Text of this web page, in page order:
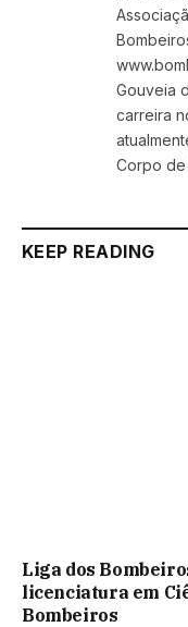
Gouveia
carreira
Corpo de
KEEP READING
Liga dos
licenciatura em
Bombeiros